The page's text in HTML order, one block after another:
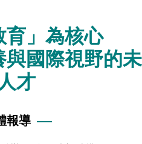
育」為核心
與國際視野的未
才
報導